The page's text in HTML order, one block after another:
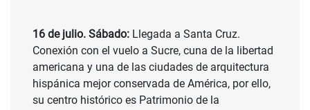
16 de julio. Sábado: Llegada a Santa Cruz.
Conexión con el vuelo a Sucre, cuna de la libertad
americana y una de las ciudades de arquitectura
hispánica mejor conservada de América, por ello,
su centro histórico es Patrimonio de la